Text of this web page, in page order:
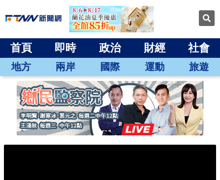
首頁 即時 政治 財經 社會
地方 兩岸 國際 運動 旅遊